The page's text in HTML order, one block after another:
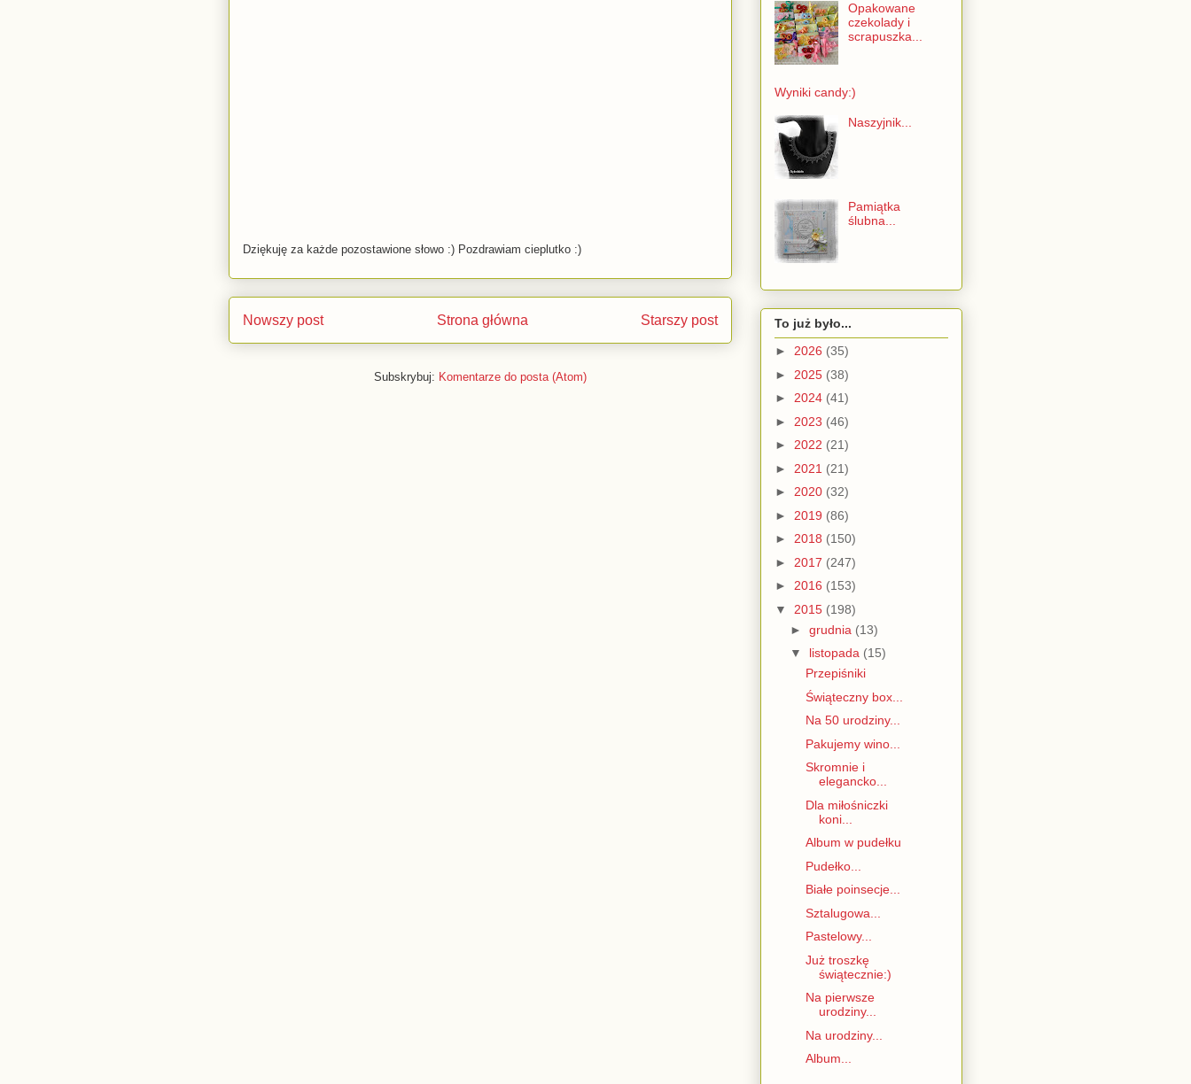
Dziękuję za każde pozostawione słowo :) Pozdrawiam cieplutko :)
Nowszy post Starszy post
Strona główna
Subskrybuj: Komentarze do posta (Atom)
Opakowane
czekolady i
scrapuszka...
Wyniki candy:)
Naszyjnik...
Pamiątka
ślubna...
To już było...
► 2026 (35)
► 2025 (38)
► 2024 (41)
► 2023 (46)
► 2022 (21)
► 2021 (21)
► 2020 (32)
► 2019 (86)
► 2018 (150)
► 2017 (247)
► 2016 (153)
▼ 2015 (198)
► grudnia (13)
▼ listopada (15)
Przepiśniki
Świąteczny box...
Na 50 urodziny...
Pakujemy wino...
Skromnie i
elegancko...
Dla miłośniczki
koni...
Album w pudełku
Pudełko...
Białe poinsecje...
Sztalugowa...
Pastelowy...
Już troszkę
świątecznie:)
Na pierwsze
urodziny...
Na urodziny...
Album...